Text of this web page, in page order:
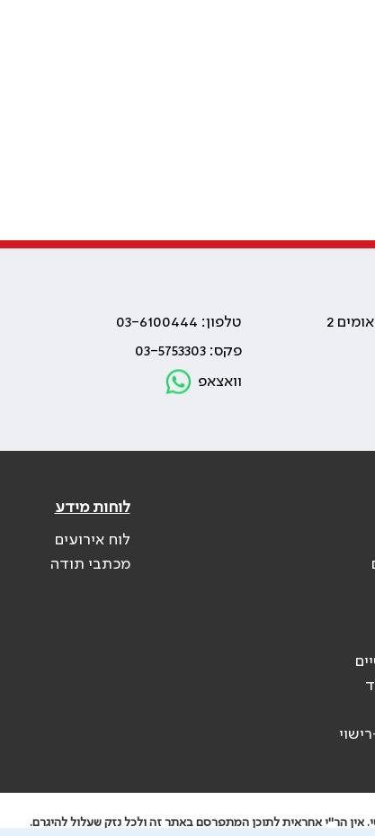
טלפון: 03-6100444
פקס: 03-5753303
וואצאפ
לוחות מידע
לוח אירועים
מכתבי תודה
אין הר"י אחראית לתוכן המתפרסם באתר זה ולכל נזק שעלול להיגרם.